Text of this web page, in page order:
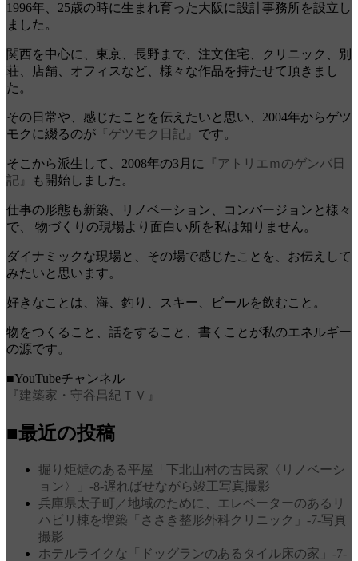
1996年、25歳の時に生まれ育った大阪に設計事務所を設立し
ました。
関西を中心に、東京、長野まで、注文住宅、クリニック、別
荘、店舗、オフィスなど、様々な作品を持たせて頂きまし
た。
その日常や、感じたことを伝えたいと思い、2004年からゲツ
モクに綴るのが 『ゲツモク日記』 です。
そこから派生して、2008年の3月に
『アトリエｍのゲンバ日
記』
も開始しました。
仕事の形態も新築、リノベーション、コンバージョンと様々
で、 物づくりの現場より面白い所を私は知りません。
ダイナミックな現場と、その場で感じたことを、お伝えして
みたいと思います。
好きなことは、海、釣り、スキー、ビールを飲むこと。
物をつくること、話をすること、書くことが私のエネルギー
の源です。
■YouTubeチャンネル
『建築家・守谷昌紀ＴＶ』
■最近の投稿
掘り炬燵のある平屋「下北山村の古民家〈リノベーシ
ョン〉」‐8‐遅ればせながら竣工写真撮影
兵庫県太子町／地域のために、エレベーターのあるリ
ハビリ棟を増築「ささき整形外科クリニック」‐7‐写真
撮影
ホテルライクな「ドッグランのあるタイル床の家」‐7‐